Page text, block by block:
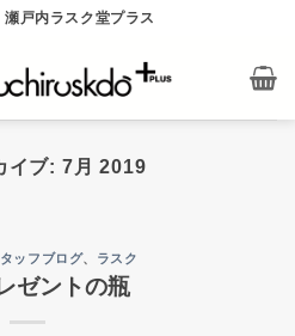
戸内ラスク堂プラス
イブ: 7月 2019
ッフブログ、 ラスク
ゼントの瓶